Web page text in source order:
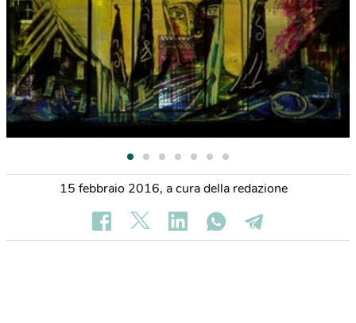
15 febbraio 2016, a cura della redazione